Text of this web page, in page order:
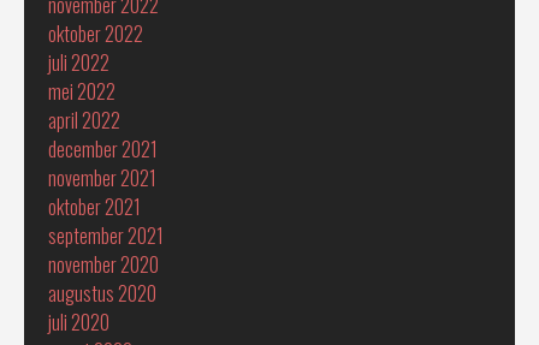
oktober 2022
juli 2022
mei 2022
april 2022
december 2021
november 2021
oktober 2021
september 2021
november 2020
augustus 2020
juli 2020